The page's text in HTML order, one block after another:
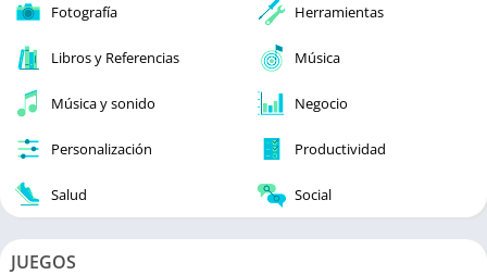
Fotografía Herramientas
Libros y Referencias Música
Música y sonido Negocio
Personalización Productividad
Salud Social
JUEGOS